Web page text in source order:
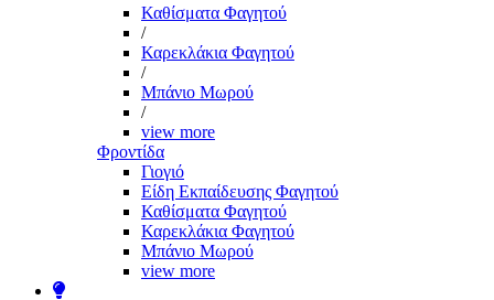
Καθίσματα Φαγητού
/
Καρεκλάκια Φαγητού
/
Μπάνιο Μωρού
/
view more
Φροντίδα
Γιογιό
Είδη Εκπαίδευσης Φαγητού
Καθίσματα Φαγητού
Καρεκλάκια Φαγητού
Μπάνιο Μωρού
view more